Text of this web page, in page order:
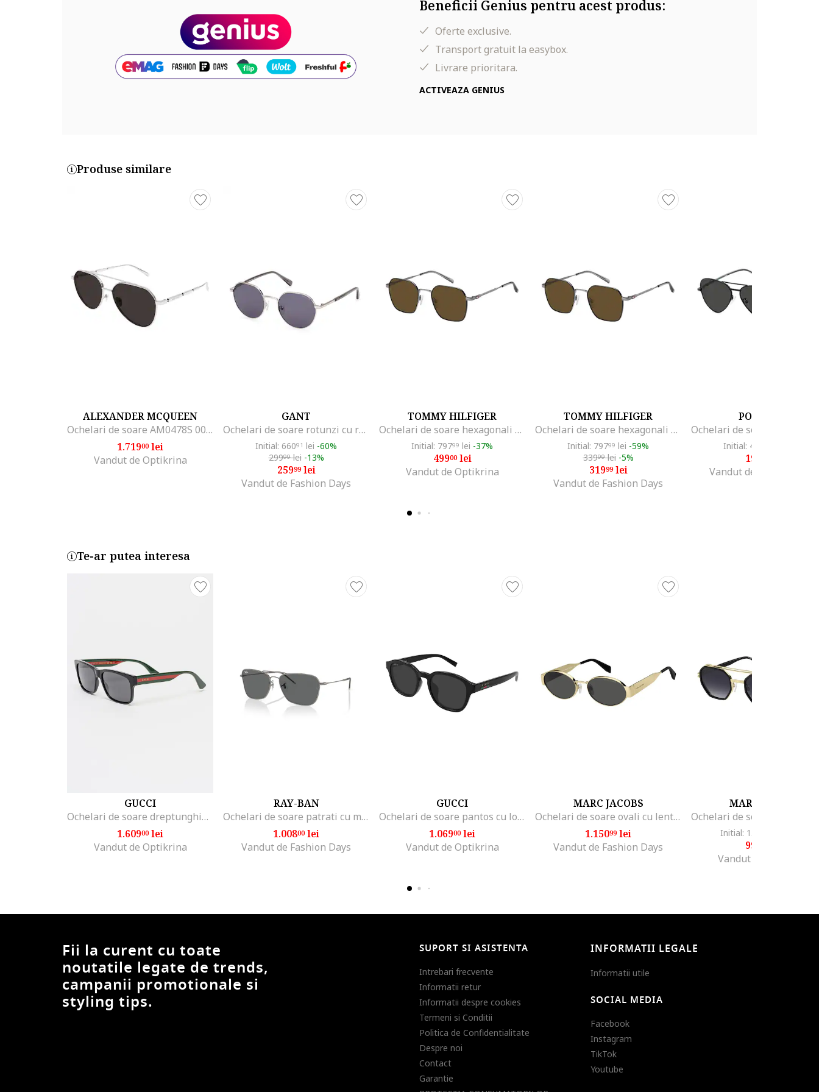
Latime lentila: 60 mm
Marime punte nazala: 13 mm
Part number key:
Beneficii Genius pentru acest produs:
Oferte exclusive.
Transport gratuit la easybox.
Livrare prioritara.
ACTIVEAZA GENIUS
Produse similare
ALEXANDER MCQUEEN
Ochelari de soare AM0478S 001 59, Marime 59 mm
1.71900lei
Vandut de Optikrina
GANT
Ochelari de soare rotunzi cu rama metalica, Gri/Argintiu
Initial: 66091 lei -60%
29999lei -13%
25999lei
Vandut de Fashion Days
TOMMY HILFIGER
Ochelari de soare hexagonali cu rama metalica, Argintiu
Initial: 79799 lei -37%
49900lei
Vandut de Optikrina
TOMMY HILFIGER
Ochelari de soare hexagonali cu rama metalica, Argintiu
Initial: 79799 lei -59%
33999lei -5%
31999lei
Vandut de Fashion Days
POLAROID
Initial: 462
199
Vandut de Fashion Days
Te-ar putea interesa
GUCCI
Ochelari de soare dreptunghiulari
1.60900lei
Vandut de Optikrina
RAY-BAN
Ochelari de soare patrati cu model unisex Caravan Reverse, Gri
1.00800lei
Vandut de Fashion Days
GUCCI
Ochelari de soare pantos cu logo, Negru
1.06900lei
Vandut de Optikrina
MARC JACOBS
Ochelari de soare ovali cu lentile uni, Auriu
1.15099lei
Vandut de Fashion Days
MARC JACOBS
Initial: 1.528
998
Vandut de Optikrina
Fii la curent cu toate
noutatile legate de trends,
campanii promotionale si
styling tips.
SUPORT SI ASISTENTA
Intrebari frecvente
Informatii retur
Informatii despre cookies
Termeni si Conditii
Politica de Confidentialitate
Despre noi
Contact
Garantie
INFORMATII LEGALE
Informatii utile
SOCIAL MEDIA
Facebook
Instagram
TikTok
Youtube